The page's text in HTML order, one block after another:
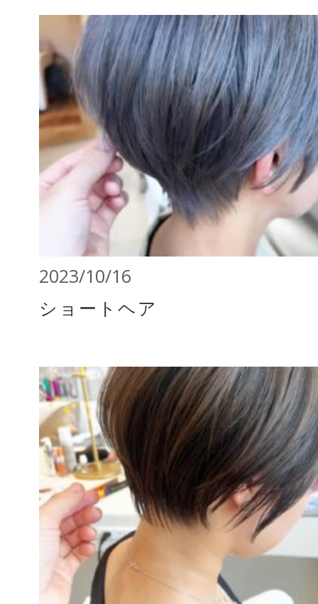
2023/10/16
ショートヘア